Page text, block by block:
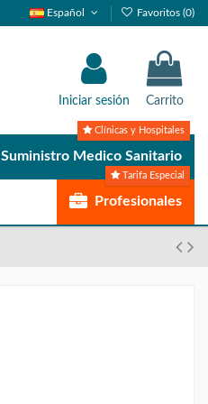
Español Favoritos (0)
Iniciar sesión Carrito
Suministro Medico Sanitario
Clínicas y Hospitales
Profesionales
Tarifa Especial